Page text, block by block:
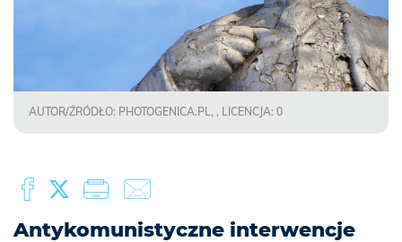
AUTOR/ŹRÓDŁO: PHOTOGENICA.PL, , LICENCJA: 0
Antykomunistyczne interwencje